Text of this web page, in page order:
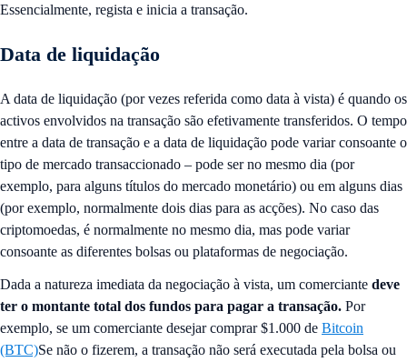
Essencialmente, regista e inicia a transação.
Data de liquidação
A data de liquidação (por vezes referida como data à vista) é quando os
activos envolvidos na transação são efetivamente transferidos. O tempo
entre a data de transação e a data de liquidação pode variar consoante o
tipo de mercado transaccionado – pode ser no mesmo dia (por
exemplo, para alguns títulos do mercado monetário) ou em alguns dias
(por exemplo, normalmente dois dias para as acções). No caso das
criptomoedas, é normalmente no mesmo dia, mas pode variar
consoante as diferentes bolsas ou plataformas de negociação.
Dada a natureza imediata da negociação à vista, um comerciante deve
ter o montante total dos fundos para pagar a transação. Por
exemplo, se um comerciante desejar comprar $1.000 de Bitcoin
(BTC)Se não o fizerem, a transação não será executada pela bolsa ou